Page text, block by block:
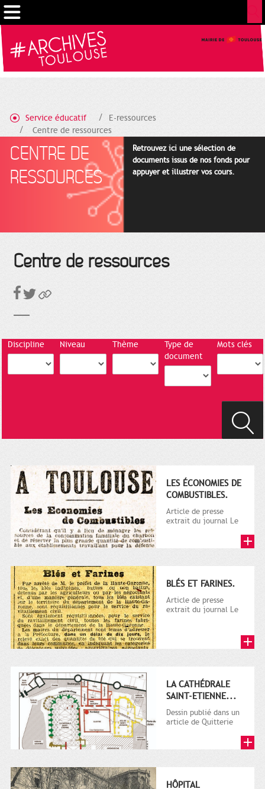
Service éducatif
E-ressources
Centre de ressources
CENTRE DE
RESSOURCES
Retrouvez ici une sélection de
documents issus de nos fonds pour
appuyer et illustrer vos cours.
Centre de ressources
Discipline Niveau Thème
Type de
document
Mots clés
LES ÉCONOMIES DE
COMBUSTIBLES.
Article de presse
extrait du journal Le
BLÉS ET FARINES.
Article de presse
extrait du journal Le
LA CATHÉDRALE
SAINT-ETIENNE...
Dessin publié dans un
article de Quitterie
HÔPITAL
Cookies management panel